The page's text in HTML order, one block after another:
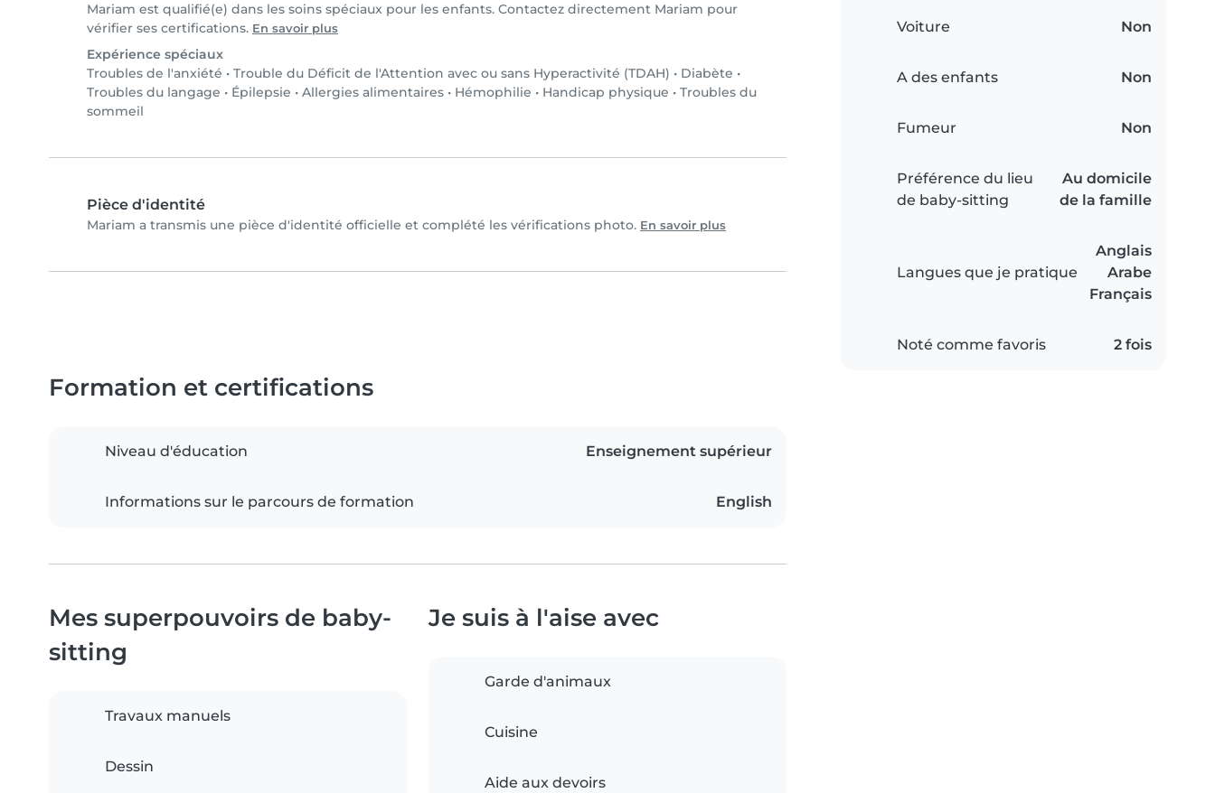
Mariam est qualifié(e) dans les soins spéciaux pour les enfants. Contactez directement Mariam pour
vérifier ses certifications. En savoir plus
Expérience spéciaux
Troubles de l'anxiété • Trouble du Déficit de l'Attention avec ou sans Hyperactivité (TDAH) • Diabète •
Troubles du langage • Épilepsie • Allergies alimentaires • Hémophilie • Handicap physique • Troubles du
sommeil
Pièce d'identité
Mariam a transmis une pièce d'identité officielle et complété les vérifications photo. En savoir plus
Voiture Non
A des enfants Non
Fumeur Non
Préférence du lieu
de baby-sitting
Au domicile
de la famille
Langues que je pratique
Anglais
Arabe
Français
Noté comme favoris 2 fois
Formation et certifications
Niveau d'éducation Enseignement supérieur
Informations sur le parcours de formation English
Mes superpouvoirs de baby-
sitting
Travaux manuels
Dessin
Je suis à l'aise avec
Garde d'animaux
Cuisine
Aide aux devoirs